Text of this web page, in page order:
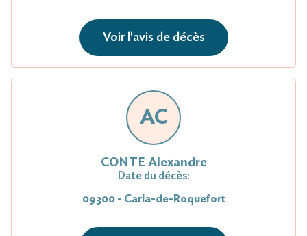
Voir l'avis de décès
AC
CONTE Alexandre
Date du décès:
09300 - Carla-de-Roquefort